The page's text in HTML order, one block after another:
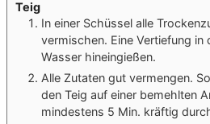
Teig
In einer Schüssel alle
vermischen. Eine Vertiefung in
Wasser hineingießen.
Alle Zutaten gut vermengen.
den Teig auf einer bemehlten
mindestens 5 Min. kräftig